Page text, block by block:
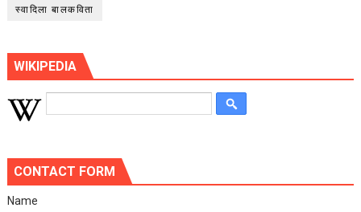
स्वादिला बालकविता
WIKIPEDIA
CONTACT FORM
Name